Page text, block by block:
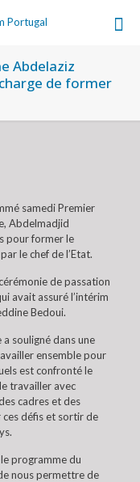
Abdelaziz
de former
samedi Premier
Abdelmadjid
pour former le
le chef de l’Etat.
de passation
avait assuré l’intérim
Bedoui.
souligné dans une
ensemble pour
est confronté le
travailler avec
cadres et des
ces défis et sortir de
programme du
nous permettre de